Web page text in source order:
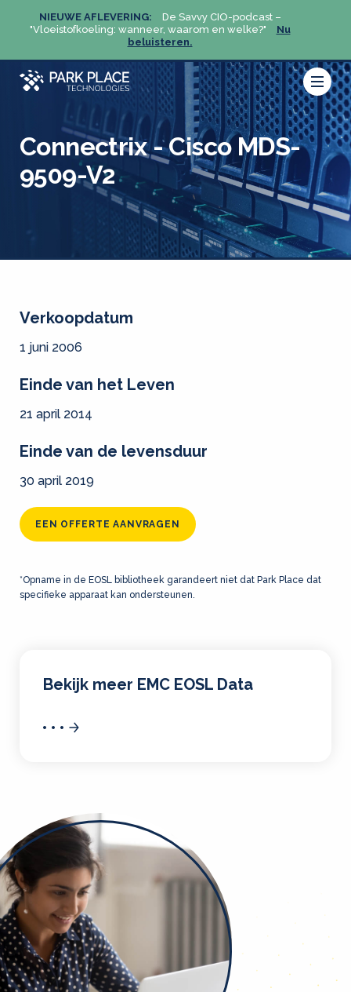
NIEUWE AFLEVERING:
De Savvy CIO-podcast –
"Vloeistofkoeling: wanneer, waarom en welke?"
Nu
beluisteren.
Connectrix - Cisco MDS-
9509-V2
Verkoopdatum
1 juni 2006
Einde van het Leven
21 april 2014
Einde van de levensduur
30 april 2019
EEN OFFERTE AANVRAGEN
*Opname in de EOSL bibliotheek garandeert niet dat Park Place dat
specifieke apparaat kan ondersteunen.
Bekijk meer EMC EOSL Data